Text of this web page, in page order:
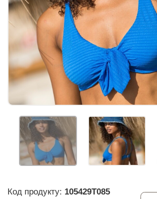
Код продукту: 105429T085